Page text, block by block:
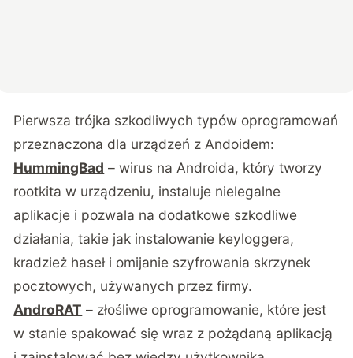
Pierwsza trójka szkodliwych typów oprogramowań
przeznaczona dla urządzeń z Andoidem:
HummingBad – wirus na Androida, który tworzy
rootkita w urządzeniu, instaluje nielegalne
aplikacje i pozwala na dodatkowe szkodliwe
działania, takie jak instalowanie keyloggera,
kradzież haseł i omijanie szyfrowania skrzynek
pocztowych, używanych przez firmy.
AndroRAT – złośliwe oprogramowanie, które jest
w stanie spakować się wraz z pożądaną aplikacją